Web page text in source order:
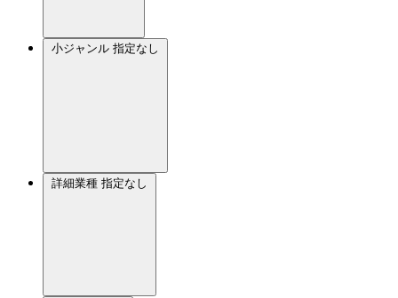
小ジャンル 指定なし
詳細業種 指定なし